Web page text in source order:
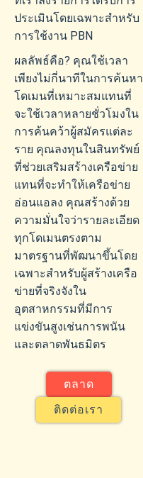
ประเมินโดยเฉพาะสำหรับ
การใช้งาน PBN
ผลลัพธ์คือ? คุณใช้เวลา
เพียงไม่กี่นาทีในการค้นหา
โดเมนที่เหมาะสมแทนที่
จะใช้เวลาหลายชั่วโมงใน
การค้นคว้าผู้สมัครแต่ละ
ราย คุณลงทุนในสินทรัพย์
ที่ช่วยเสริมสร้างเครือข่าย
แทนที่จะทำให้เครือข่าย
อ่อนแอลง คุณสร้างด้วย
ความมั่นใจว่ารายละเอียด
ทุกโดเมนตรงตาม
มาตรฐานที่พัฒนาขึ้นโดย
เฉพาะสำหรับผู้สร้างเครือ
ข่ายที่จริงจังใน
อุตสาหกรรมที่มีการ
แข่งขันสูงเช่นการพนัน
และตลาดพันธมิตร
ตลาด
ติดต่อเรา